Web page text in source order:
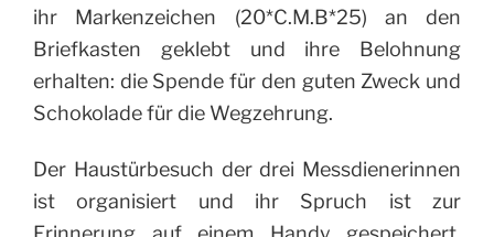
ihr Markenzeichen (20*C.M.B*25) an den
Briefkasten geklebt und ihre Belohnung
erhalten: die Spende für den guten Zweck und
Schokolade für die Wegzehrung.
Der Haustürbesuch der drei Messdienerinnen
ist organisiert und ihr Spruch ist zur